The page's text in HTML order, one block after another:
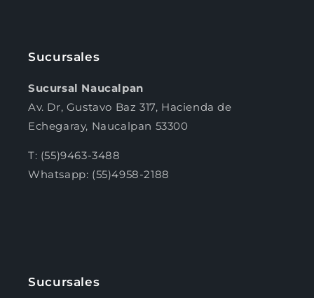
Sucursales
Sucursal Naucalpan
Av. Dr, Gustavo Baz 317, Hacienda de
Echegaray, Naucalpan 53300
T: (55)9463-3488
Whatsapp: (55)4958-2188
Sucursales